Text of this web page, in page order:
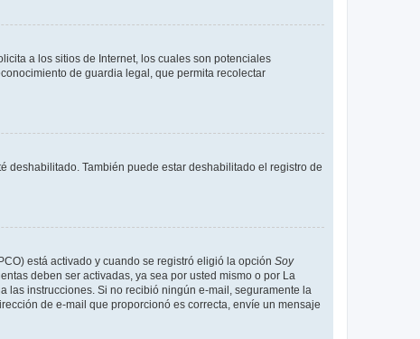
a los sitios de Internet, los cuales son potenciales
de guardia legal, que permita recolectar
deshabilitado. También puede estar deshabilitado el registro de
está activado y cuando se registró eligió la opción Soy
deben ser activadas, ya sea por usted mismo o por La
las instrucciones. Si no recibió ningún e-mail, seguramente la
de e-mail que proporcionó es correcta, envíe un mensaje